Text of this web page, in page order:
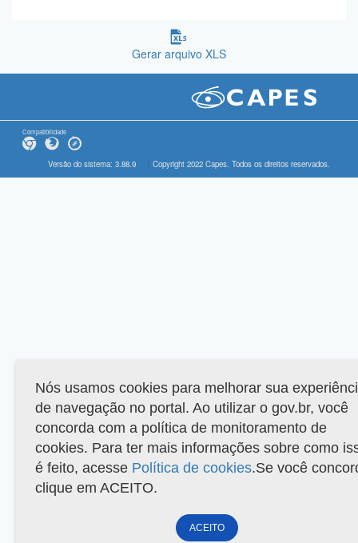
Gerar arquivo XLS
Compatibilidade
Versão do sistema: 3.88.9 Copyright 2022 Capes. Todos os direitos reservados.
Nós usamos cookies para melhorar sua
de navegação no portal. Ao utilizar o gov.br, você
concorda com a política de monitoramento de
cookies. Para ter mais informações sobre como
é feito, acesse Política de cookies.Se você
clique em ACEITO.
ACEITO